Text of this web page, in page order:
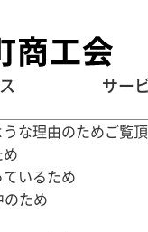
サー
な理由のためご覧
いるため
ため